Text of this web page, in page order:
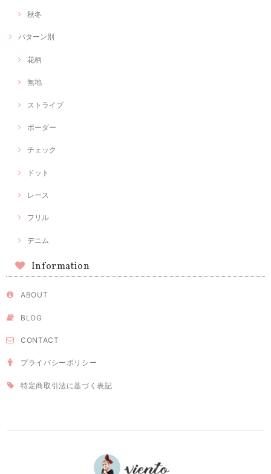
秋冬
パターン別
花柄
無地
ストライプ
ボーダー
チェック
ドット
レース
フリル
デニム
Information
ABOUT
BLOG
CONTACT
プライバシーポリシー
特定商取引法に基づく表記